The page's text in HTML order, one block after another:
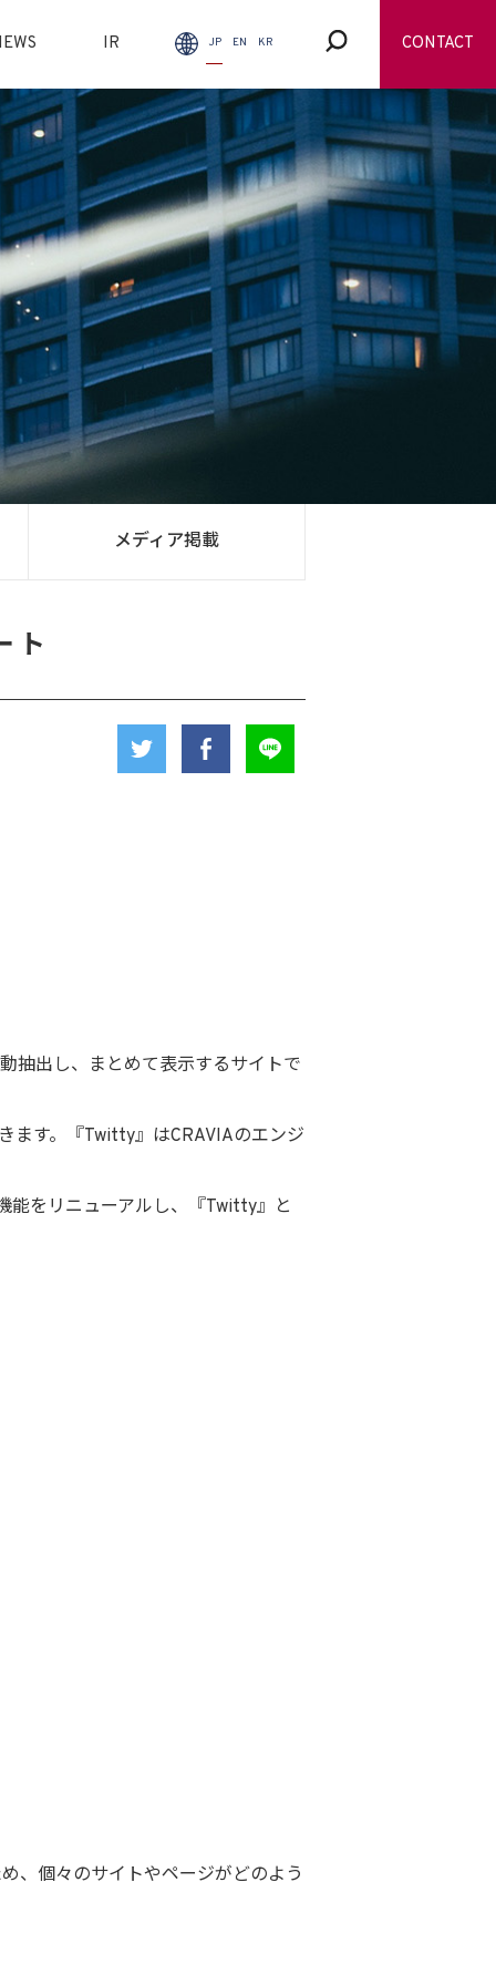
IR JP EN KR CONTACT
メディア掲載
ト
抽出し、まとめて表示するサイトで
ます。『Twitty』はCRAVIAのエンジ
能をリニューアルし、『Twitty』と
、個々のサイトやページがどのよう